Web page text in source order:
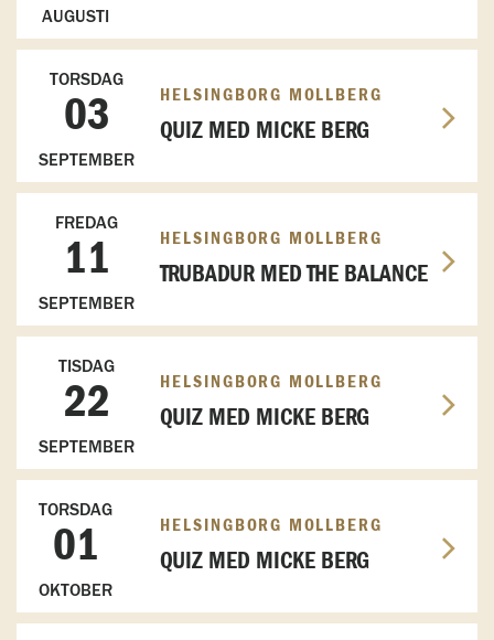
AUGUSTI
TORSDAG
03
SEPTEMBER
HELSINGBORG MOLLBERG
QUIZ MED MICKE BERG
FREDAG
11
SEPTEMBER
HELSINGBORG MOLLBERG
TRUBADUR MED THE BALANCE
TISDAG
22
SEPTEMBER
HELSINGBORG MOLLBERG
QUIZ MED MICKE BERG
TORSDAG
01
OKTOBER
HELSINGBORG MOLLBERG
QUIZ MED MICKE BERG